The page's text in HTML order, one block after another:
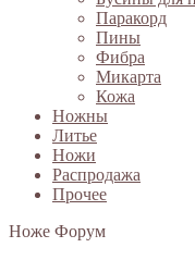
Паракорд
Пины
Фибра
Микарта
Кожа
Ножны
Литье
Ножи
Распродажа
Прочее
Ноже Форум